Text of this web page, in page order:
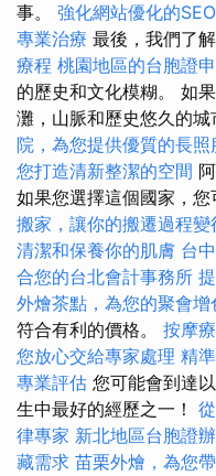
事。 強化網站優化的
專業治療 最後，我們了
療程 桃園地區的台胞證
的歷史和文化模糊。 如
灘，山脈和歷史悠久的城
院，為您提供優質的長照
您打造清新整潔的空間
如果您選擇這個國家，您
搬家，讓你的搬遷過程變
清潔和保養你的肌膚 台
合您的台北會計事務所
外燴茶點，為您的聚會增
符合有利的價格。 按摩
您放心交給專家處理 精
專業評估 您可能會到達
生中最好的經歷之一！
律專家 新北地區台胞證
藏需求 苗栗外燴，為您